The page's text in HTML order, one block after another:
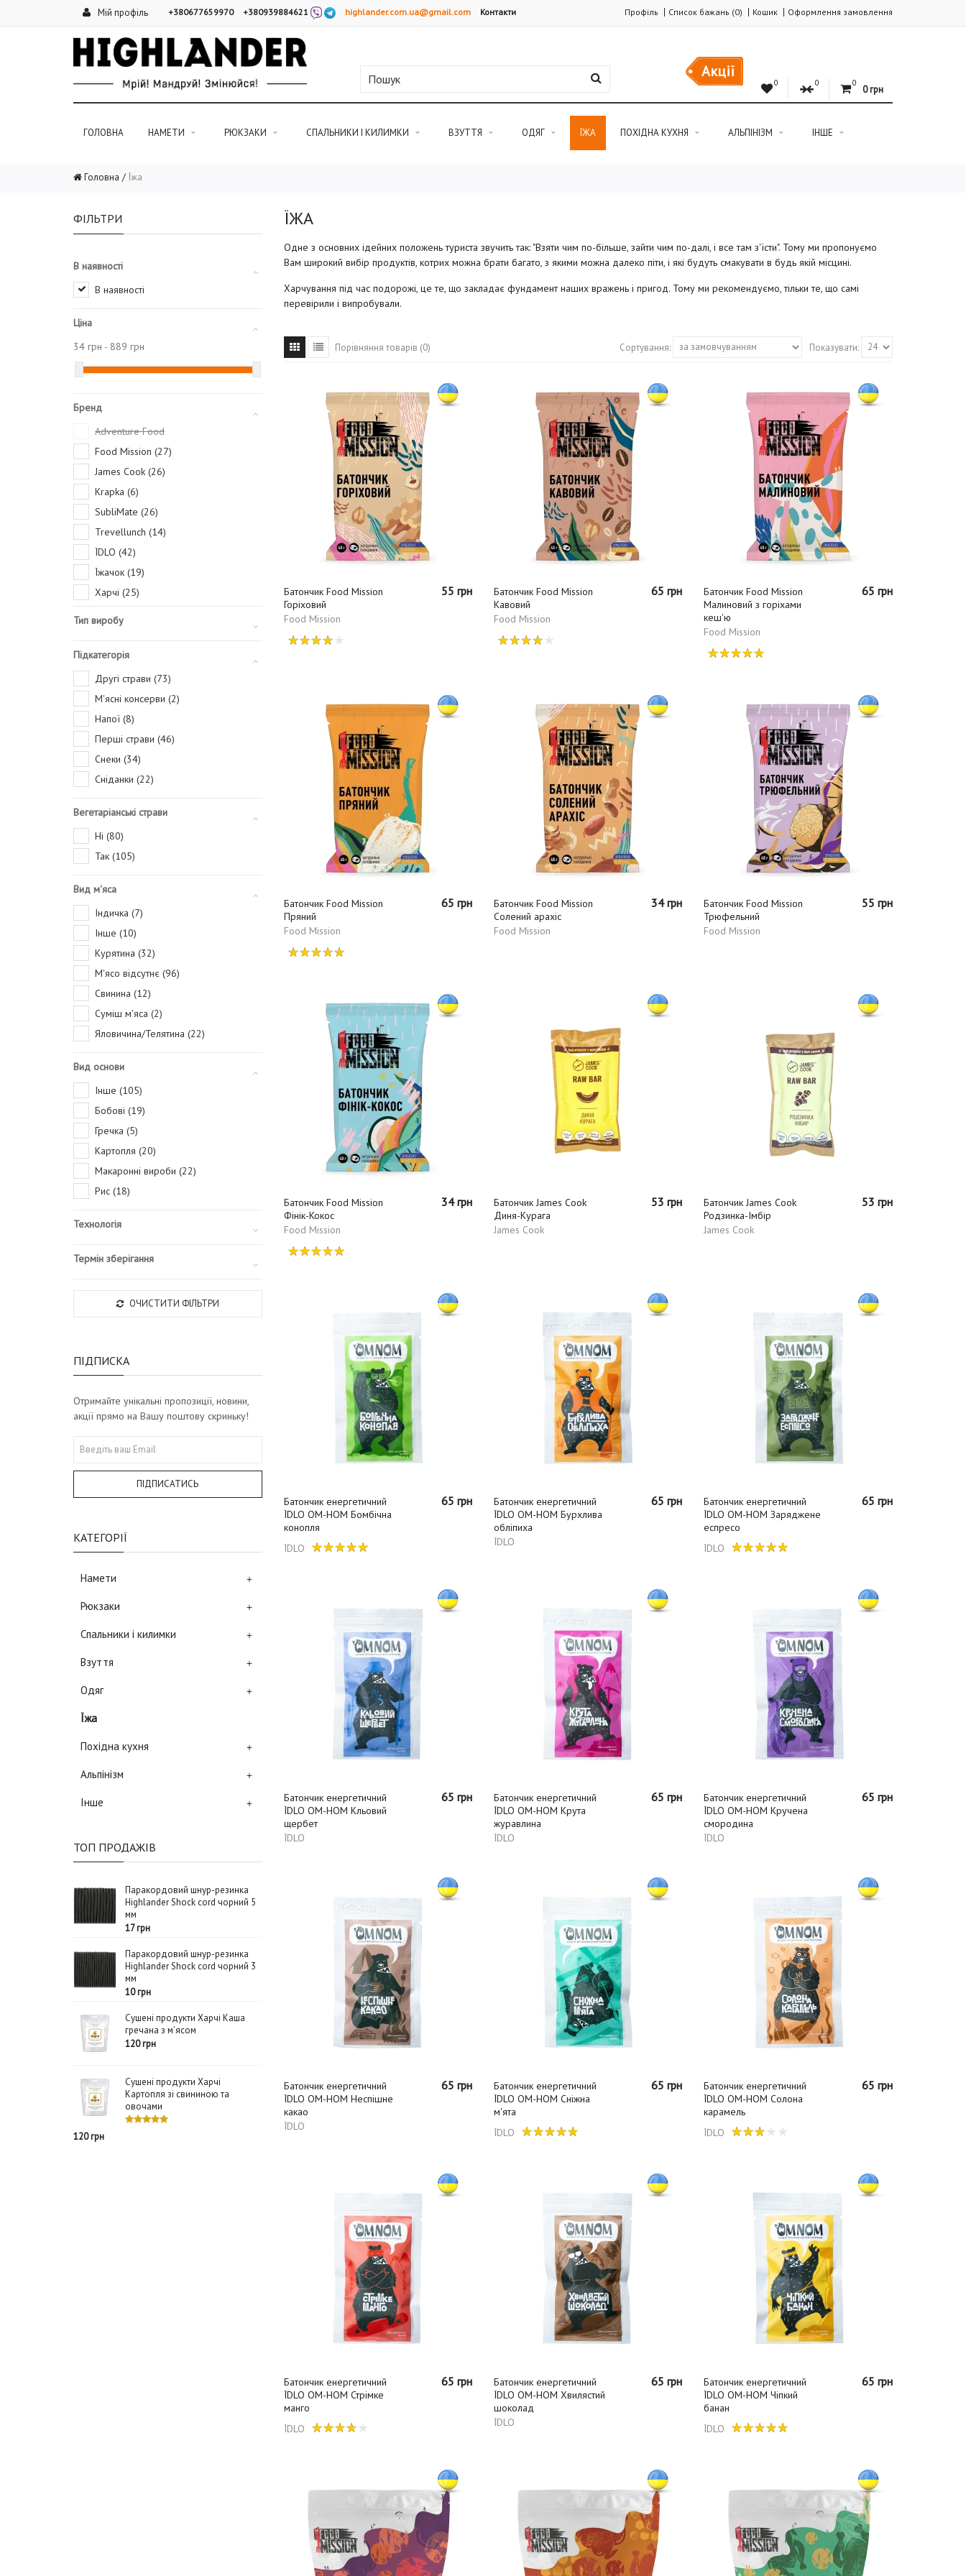
Мій профіль +380677659970 +380939884621 highlander.com.ua@gmail.com Контакти Профіль Список бажань (0) Кошик Оформлення замовлення
Акції
0 0 0
0 грн
ГОЛОВНА НАМЕТИ РЮКЗАКИ СПАЛЬНИКИ І КИЛИМКИ ВЗУТТЯ ОДЯГ ЇЖА ПОХІДНА КУХНЯ АЛЬПІНІЗМ ІНШЕ
Головна Їжа
ФІЛЬТРИ
В наявності
В наявності
Ціна
34 грн - 889 грн
Бренд
Adventure Food
Food Mission (27)
James Cook (26)
Krapka (6)
SubliMate (26)
Trevellunch (14)
ЇDLO (42)
Їжачок (19)
Харчі (25)
Тип виробу
Підкатегорія
Другі страви (73)
М'ясні консерви (2)
Напої (8)
Перші страви (46)
Снеки (34)
Сніданки (22)
Вегетаріанські страви
Ні (80)
Так (105)
Вид м'яса
Індичка (7)
Інше (10)
Курятина (32)
М'ясо відсутнє (96)
Свинина (12)
Суміш м'яса (2)
Яловичина/Телятина (22)
Вид основи
Інше (105)
Бобові (19)
Гречка (5)
Картопля (20)
Макаронні вироби (22)
Рис (18)
Технологія
Термін зберігання
ОЧИСТИТИ ФІЛЬТРИ
ПІДПИСКА
Отримайте унікальні пропозиції, новини,
акції прямо на Вашу поштову скриньку!
ПІДПИСАТИСЬ
КАТЕГОРІЇ
Намети +
Рюкзаки +
Спальники і килимки +
Взуття +
Одяг +
Їжа
Похідна кухня +
Альпінізм +
Інше +
ТОП ПРОДАЖІВ
Паракордовий шнур-резинка
Highlander Shock cord чорний 5
мм
17 грн
Паракордовий шнур-резинка
Highlander Shock cord чорний 3
мм
10 грн
Сушені продукти Харчі Каша
гречана з м’ясом
120 грн
Сушені продукти Харчі
Картопля зі свининою та
овочами
120 грн
ЇЖА
Одне з основних ідейних положень туриста звучить так: "Взяти чим по-більше, зайти чим по-далі, і все там з'їсти". Тому ми пропонуємо
Вам широкий вибір продуктів, котрих можна брати багато, з якими можна далеко піти, і які будуть смакувати в будь якій місцині.
Харчування під час подорожі, це те, що закладає фундамент наших вражень і пригод. Тому ми рекомендуємо, тільки те, що самі
перевірили і випробували.
Показувати:
Сортування:
Порівняння товарів (0)
Батончик Food Mission
Горіховий
Food Mission
55 грн
Батончик Food Mission
Кавовий
Food Mission
65 грн
Батончик Food Mission
Малиновий з горіхами
кеш'ю
Food Mission
65 грн
Батончик Food Mission
Пряний
Food Mission
65 грн
Батончик Food Mission
Солений арахіс
Food Mission
34 грн
Батончик Food Mission
Трюфельний
Food Mission
55 грн
Батончик Food Mission
Фінік-Кокос
Food Mission
34 грн
Батончик James Cook
Диня-Курага
James Cook
53 грн
Батончик James Cook
Родзинка-Імбір
James Cook
53 грн
Батончик енергетичний
ЇDLO ОМ-НОМ Бомбічна
конопля
ЇDLO
65 грн
Батончик енергетичний
ЇDLO ОМ-НОМ Бурхлива
обліпиха
ЇDLO
65 грн
Батончик енергетичний
ЇDLO ОМ-НОМ Заряджене
еспресо
ЇDLO
65 грн
Батончик енергетичний
ЇDLO ОМ-НОМ Кльовий
щербет
ЇDLO
65 грн
Батончик енергетичний
ЇDLO ОМ-НОМ Крута
журавлина
ЇDLO
65 грн
Батончик енергетичний
ЇDLO ОМ-НОМ Кручена
смородина
ЇDLO
65 грн
Батончик енергетичний
ЇDLO ОМ-НОМ Неспішне
какао
ЇDLO
65 грн
Батончик енергетичний
ЇDLO ОМ-НОМ Сніжна
м'ята
ЇDLO
65 грн
Батончик енергетичний
ЇDLO ОМ-НОМ Солона
карамель
ЇDLO
65 грн
Батончик енергетичний
ЇDLO ОМ-НОМ Стрімке
манго
ЇDLO
65 грн
Батончик енергетичний
ЇDLO ОМ-НОМ Хвилястий
шоколад
ЇDLO
65 грн
Батончик енергетичний
ЇDLO ОМ-НОМ Чіпкий
банан
ЇDLO
65 грн